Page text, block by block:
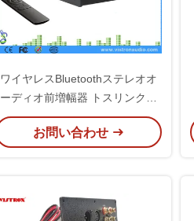
ワイヤレスBluetoothステレオオ
ーディオ前増幅器 トスリンクと
リモコン
お問い合わせ